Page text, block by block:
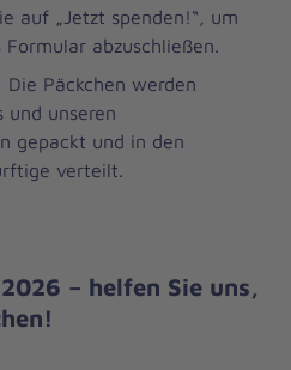
auf „Jetzt spenden!“, um
abzuschließen.
Die Päckchen werden
und unseren
gepackt und in den
verteilt.
– helfen Sie uns,